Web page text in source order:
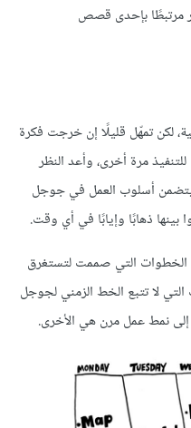
مرتبطًا بإحدى قصص
لكن تمهّل قليلًا إن خرجت فكرة
مرة أخرى، وأعد النظر
أسلوب العمل في جوجل
ذهابًا وإيابًا في أي وقت.
الخطوات التي صممت لتستغرق
لا تتبع الخط الزمني لجوجل
نمط عمل مرن هي الأخرى.